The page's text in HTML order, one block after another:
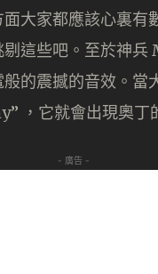
大家都應該心裏有
剔這些吧。至於神
的震撼的音效。當
，它就會出現奧丁
- 廣告 -